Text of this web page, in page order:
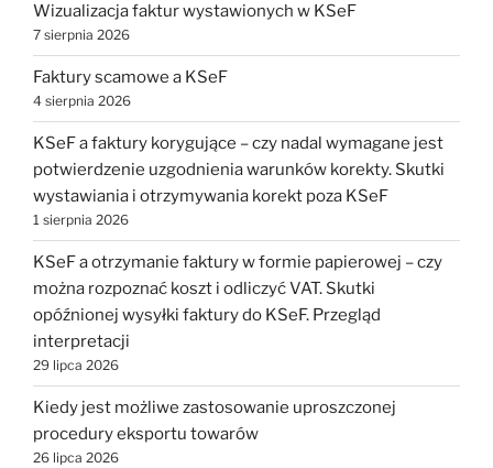
Wizualizacja faktur wystawionych w KSeF
7 sierpnia 2026
Faktury scamowe a KSeF
4 sierpnia 2026
KSeF a faktury korygujące – czy nadal wymagane jest
potwierdzenie uzgodnienia warunków korekty. Skutki
wystawiania i otrzymywania korekt poza KSeF
1 sierpnia 2026
KSeF a otrzymanie faktury w formie papierowej – czy
można rozpoznać koszt i odliczyć VAT. Skutki
opóźnionej wysyłki faktury do KSeF. Przegląd
interpretacji
29 lipca 2026
Kiedy jest możliwe zastosowanie uproszczonej
procedury eksportu towarów
26 lipca 2026